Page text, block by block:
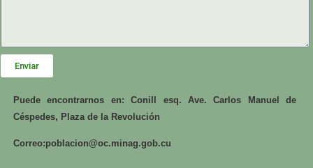
Enviar
Puede encontrarnos en: Conill esq. Ave. Carlos Manuel de
Céspedes, Plaza de la Revolución
Correo:poblacion@oc.minag.gob.cu